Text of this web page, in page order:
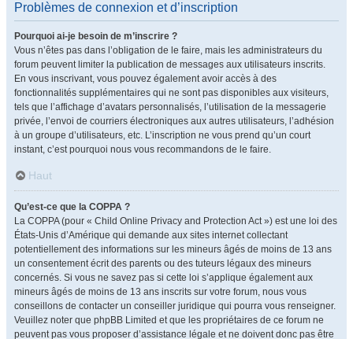
Problèmes de connexion et d’inscription
Pourquoi ai-je besoin de m’inscrire ?
Vous n’êtes pas dans l’obligation de le faire, mais les administrateurs du
forum peuvent limiter la publication de messages aux utilisateurs inscrits.
En vous inscrivant, vous pouvez également avoir accès à des
fonctionnalités supplémentaires qui ne sont pas disponibles aux visiteurs,
tels que l’affichage d’avatars personnalisés, l’utilisation de la messagerie
privée, l’envoi de courriers électroniques aux autres utilisateurs, l’adhésion
à un groupe d’utilisateurs, etc. L’inscription ne vous prend qu’un court
instant, c’est pourquoi nous vous recommandons de le faire.
Haut
Qu’est-ce que la COPPA ?
La COPPA (pour « Child Online Privacy and Protection Act ») est une loi des
États-Unis d’Amérique qui demande aux sites internet collectant
potentiellement des informations sur les mineurs âgés de moins de 13 ans
un consentement écrit des parents ou des tuteurs légaux des mineurs
concernés. Si vous ne savez pas si cette loi s’applique également aux
mineurs âgés de moins de 13 ans inscrits sur votre forum, nous vous
conseillons de contacter un conseiller juridique qui pourra vous renseigner.
Veuillez noter que phpBB Limited et que les propriétaires de ce forum ne
peuvent pas vous proposer d’assistance légale et ne doivent donc pas être